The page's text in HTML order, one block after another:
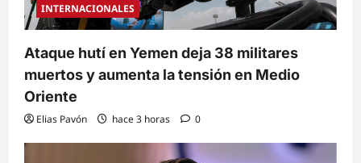
INTERNACIONALES
Ataque hutí en Yemen deja 38 militares
muertos y aumenta la tensión en Medio
Oriente
Elias Pavón hace 3 horas 0